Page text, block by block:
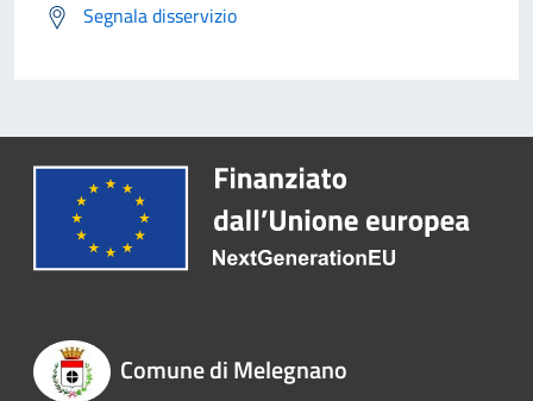
Segnala disservizio
Comune di Melegnano